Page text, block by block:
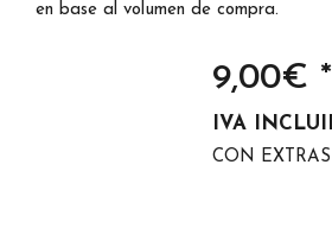
en base al volumen de compra.
9,00€ *
IVA
CON